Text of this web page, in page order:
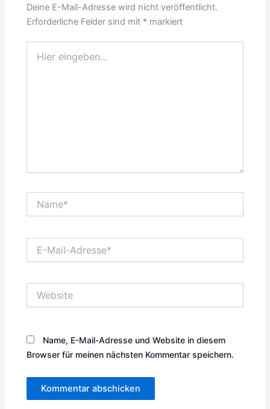
Deine E-Mail-Adresse wird nicht veröffentlicht.
Erforderliche Felder sind mit * markiert
eingeben…
Mail-
Name, E-Mail-Adresse und Website in diesem
Browser für meinen nächsten Kommentar speichern.